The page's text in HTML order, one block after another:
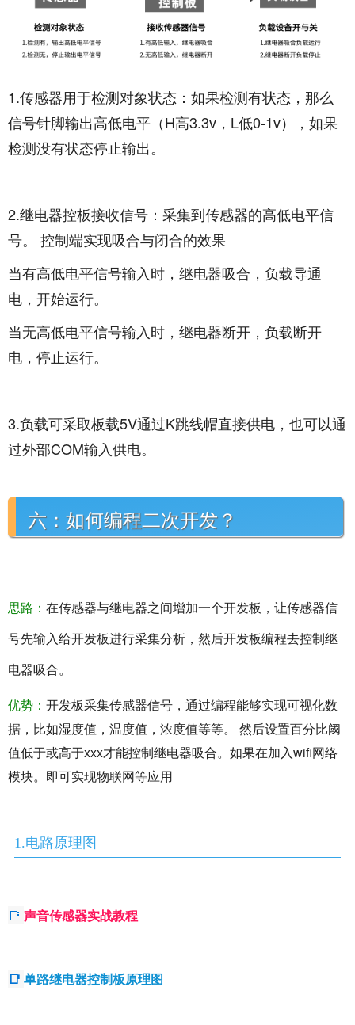
1.传感器用于检测对象状态：如果检测有状态，那么
信号针脚输出高低电平（H高3.3v，L低0-1v），如果
检测没有状态停止输出。
2.继电器控板接收信号：采集到传感器的高低电平信
号。 控制端实现吸合与闭合的效果
当有高低电平信号输入时，继电器吸合，负载导通
电，开始运行。
当无高低电平信号输入时，继电器断开，负载断开
电，停止运行。
3.负载可采取板载5V通过K跳线帽直接供电，也可以通
过外部COM输入供电。
六：如何编程二次开发？
思路： 在传感器与继电器之间增加一个开发板，让传感器信
号先输入给开发板进行采集分析，然后开发板编程去控制继
电器吸合。
优势： 开发板采集传感器信号，通过编程能够实现可视化数
据，比如湿度值，温度值，浓度值等等。 然后设置百分比阈
值低于或高于xxx才能控制继电器吸合。如果在加入wifi网络
模块。即可实现物联网等应用
1.电路原理图
📑 声音传感器实战教程
📑 单路继电器控制板原理图